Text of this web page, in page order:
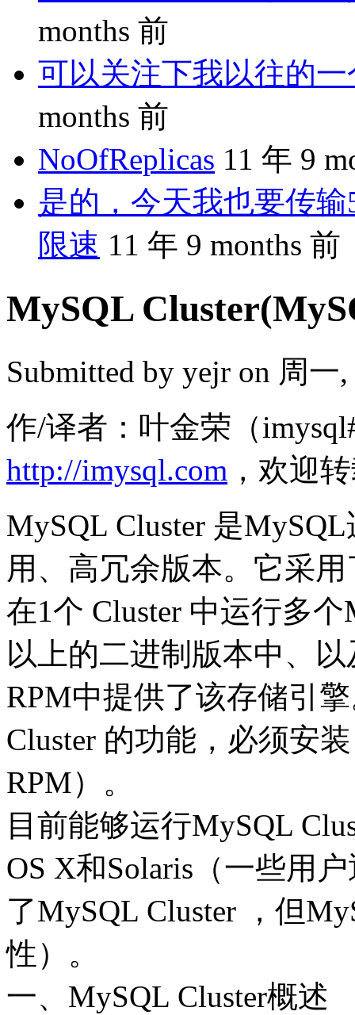
months 前
可以关注下我以往的
months 前
NoOfReplicas 11 年 9
是的，今天我也要传
限速 11 年 9 months 前
MySQL
Submitted by yejr on 周一,
作/译者：叶金荣（
http://imysql.com ，欢迎
MySQL Cluster 是
用、高冗余版本。它采
在1个 Cluster 中运行多
以上的二进制版本中、
RPM中提供了该存储引
Cluster 的功能，必须安
RPM）。
目前能够运行MySQL
OS X和Solaris（一些用
了MySQL Cluster ，但
性）。
一、MySQL Cluster概述